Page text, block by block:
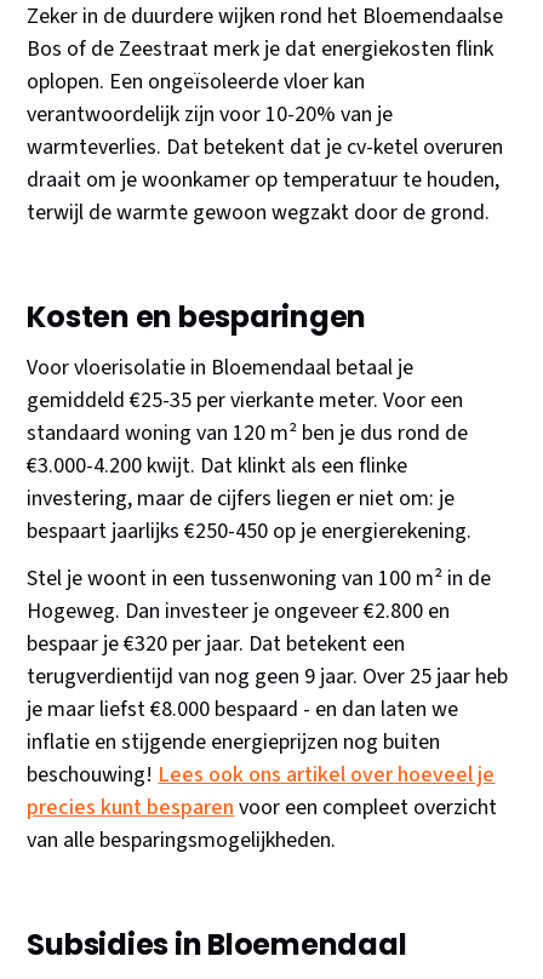
Zeker in de duurdere wijken rond het Bloemendaalse
Bos of de Zeestraat merk je dat energiekosten flink
oplopen. Een ongeïsoleerde vloer kan
verantwoordelijk zijn voor 10-20% van je
warmteverlies. Dat betekent dat je cv-ketel overuren
draait om je woonkamer op temperatuur te houden,
terwijl de warmte gewoon wegzakt door de grond.
Kosten en besparingen
Voor vloerisolatie in Bloemendaal betaal je
gemiddeld €25-35 per vierkante meter. Voor een
standaard woning van 120 m² ben je dus rond de
€3.000-4.200 kwijt. Dat klinkt als een flinke
investering, maar de cijfers liegen er niet om: je
bespaart jaarlijks €250-450 op je energierekening.
Stel je woont in een tussenwoning van 100 m² in de
Hogeweg. Dan investeer je ongeveer €2.800 en
bespaar je €320 per jaar. Dat betekent een
terugverdientijd van nog geen 9 jaar. Over 25 jaar heb
je maar liefst €8.000 bespaard - en dan laten we
inflatie en stijgende energieprijzen nog buiten
beschouwing!Lees ook ons artikel over hoeveel je
precies kunt besparenvoor een compleet overzicht
van alle besparingsmogelijkheden.
Subsidies in Bloemendaal